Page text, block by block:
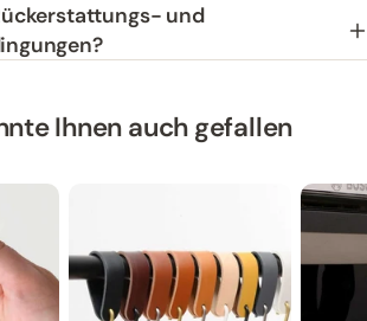
und
Ihnen auch gefallen